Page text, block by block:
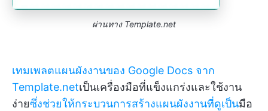
ผ่านทาง Template.net
เทมเพลตแผนผังงานของ Google Docs จาก
Template.netเป็นเครื่องมือที่แข็งแกร่งและใช้งาน
ง่ายซึ่งช่วยให้กระบวนการสร้างแผนผังงานที่ดูเป็นมือ